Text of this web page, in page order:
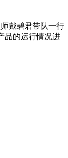
戴碧君带队一行
品的运行情况进